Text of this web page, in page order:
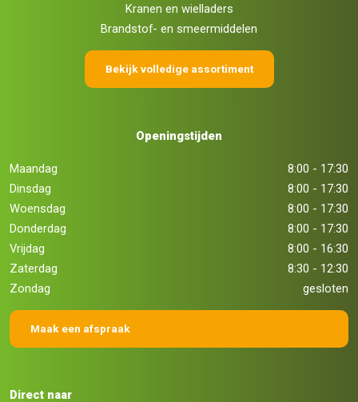
Kranen en wielladers
Brandstof- en smeermiddelen
Bekijk volledige assortiment
Openingstijden
Maandag
8:00 - 17:30
Dinsdag
8:00 - 17:30
Woensdag
8:00 - 17:30
Donderdag
8:00 - 17:30
Vrijdag
8:00 - 16:30
Zaterdag
8:30 - 12:30
Zondag
gesloten
Maak een afspraak
Direct naar